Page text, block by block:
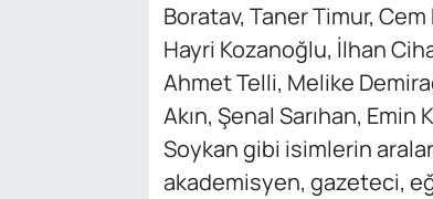
Boratav, Taner Timur,
Hayri Kozanoğlu, İlhan
Ahmet Telli, Melike
Akın, Şenal Sarıhan,
Soykan gibi isimlerin
akademisyen, gazeteci,